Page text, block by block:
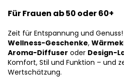
Für Frauen ab 50 oder 60+
Zeit für Entspannung und
Wellness-Geschenke,
Aroma-Diffuser oder Design-
Komfort, Stil und Funktion – und
Wertschätzung.